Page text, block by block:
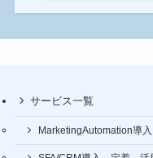
サービス一覧
MarketingAutomation導